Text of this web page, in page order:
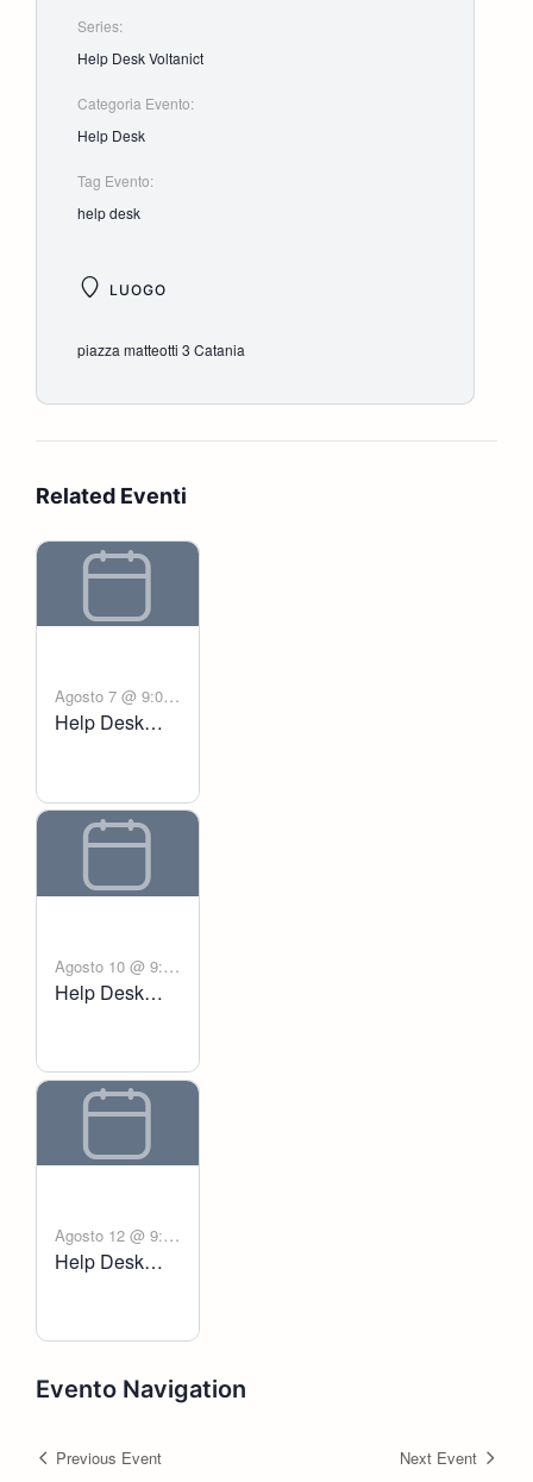
Series:
Help Desk Voltanict
Categoria Evento:
Help Desk
Tag Evento:
help desk
LUOGO
piazza matteotti 3 Catania
Related Eventi
Agosto 7 @ 9:00
am - 6:00 pm
Help Desk
Agosto 10 @ 9:00
am - 6:00 pm
Help Desk
Agosto 12 @ 9:00
am - 6:00 pm
Help Desk
Evento Navigation
Previous Event Next Event